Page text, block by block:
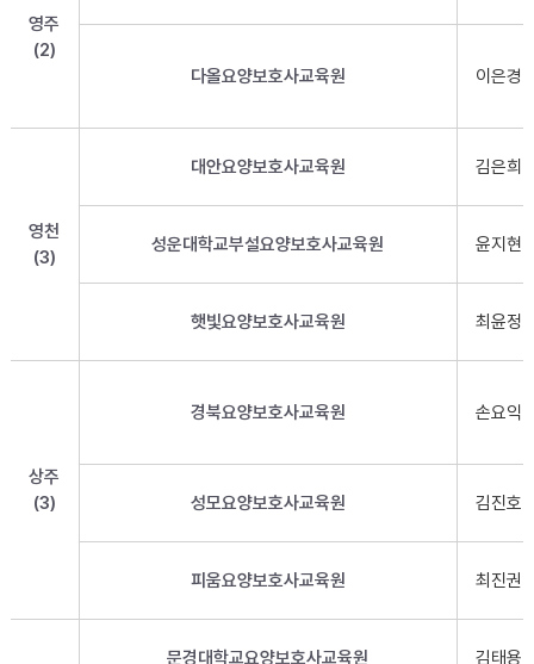
영주
(2)
다올요양보호사교육원
이은경
영천
(3)
대안요양보호사교육원 김은희
성운대학교부설요양보호사교육원 윤지현
햇빛요양보호사교육원 최윤정
상주
(3)
경북요양보호사교육원 손요익
성모요양보호사교육원 김진호
피움요양보호사교육원 최진권
문경대학교요양보호사교육원 김태용